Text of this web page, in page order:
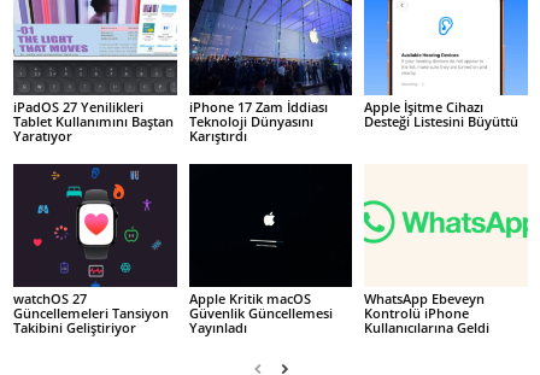
iPadOS 27 Yenilikleri
Tablet Kullanımını Baştan
Yaratıyor
iPhone 17 Zam İddiası
Teknoloji Dünyasını
Karıştırdı
Apple İşitme Cihazı
Desteği Listesini Büyüttü
watchOS 27
Güncellemeleri Tansiyon
Takibini Geliştiriyor
Apple Kritik macOS
Güvenlik Güncellemesi
Yayınladı
WhatsApp Ebeveyn
Kontrolü iPhone
Kullanıcılarına Geldi